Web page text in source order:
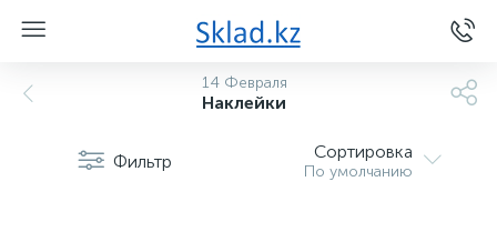
14 Февраля
Наклейки
Фильтр Сортировка
По умолчанию